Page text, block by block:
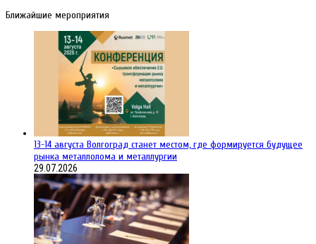
Ближайшие мероприятия
13-14 августа Волгоград станет местом, где формируется будущее
рынка металлолома и металлургии
29.07.2026